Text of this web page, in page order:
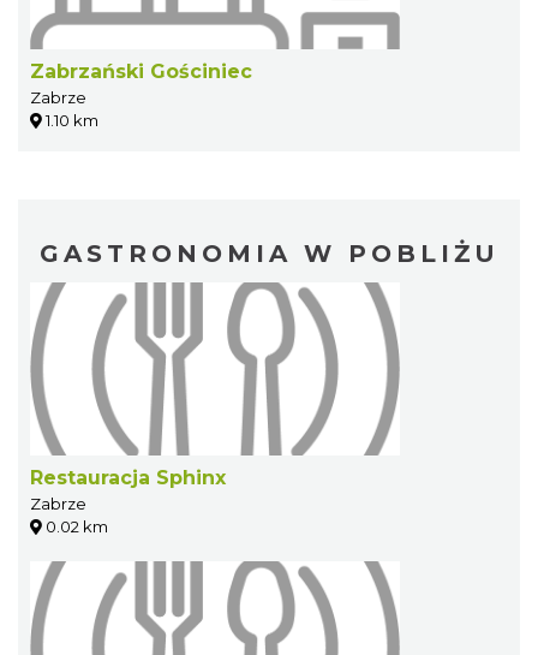
Zabrzański Gościniec
Zabrze
1.10 km
GASTRONOMIA W POBLIŻU
Restauracja Sphinx
Zabrze
0.02 km